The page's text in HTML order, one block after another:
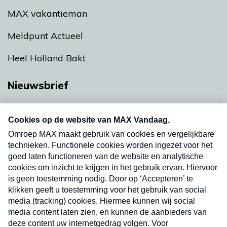
MAX vakantieman
Meldpunt Actueel
Heel Holland Bakt
Nieuwsbrief
nieuwsbrief. Elke vrijdag- en dinsdagochtend in
uw mailbox.
Verzend